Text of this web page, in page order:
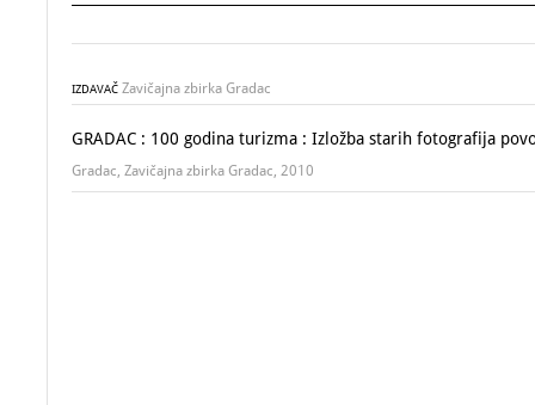
IZDAVAČ Zavičajna zbirka Gradac
GRADAC : 100 godina turizma : Izložba starih fotografija
Gradac, Zavičajna zbirka Gradac, 2010